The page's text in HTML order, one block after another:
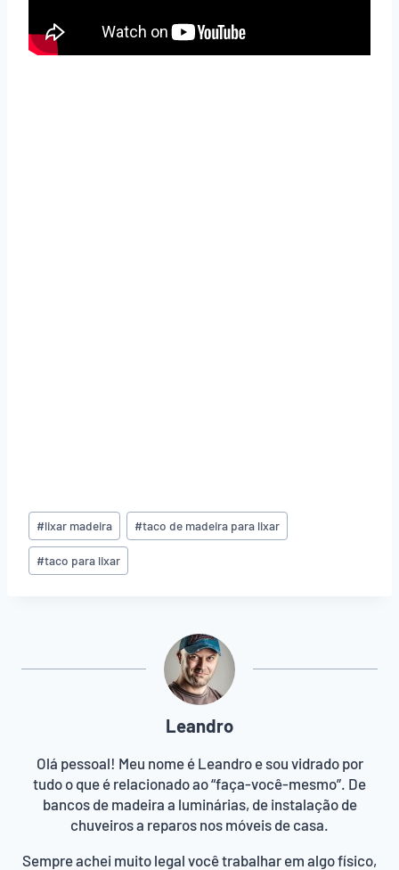
Tags
do
Post:
#lixar madeira #taco de madeira para lixar
#taco para lixar
Leandro
Olá pessoal! Meu nome é Leandro e sou vidrado por
tudo o que é relacionado ao “faça-você-mesmo”. De
bancos de madeira a luminárias, de instalação de
chuveiros a reparos nos móveis de casa.
Sempre achei muito legal você trabalhar em algo físico,